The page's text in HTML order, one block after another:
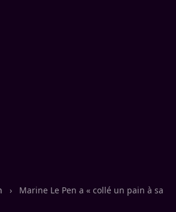
›
Marine Le Pen a « collé un pain à sa